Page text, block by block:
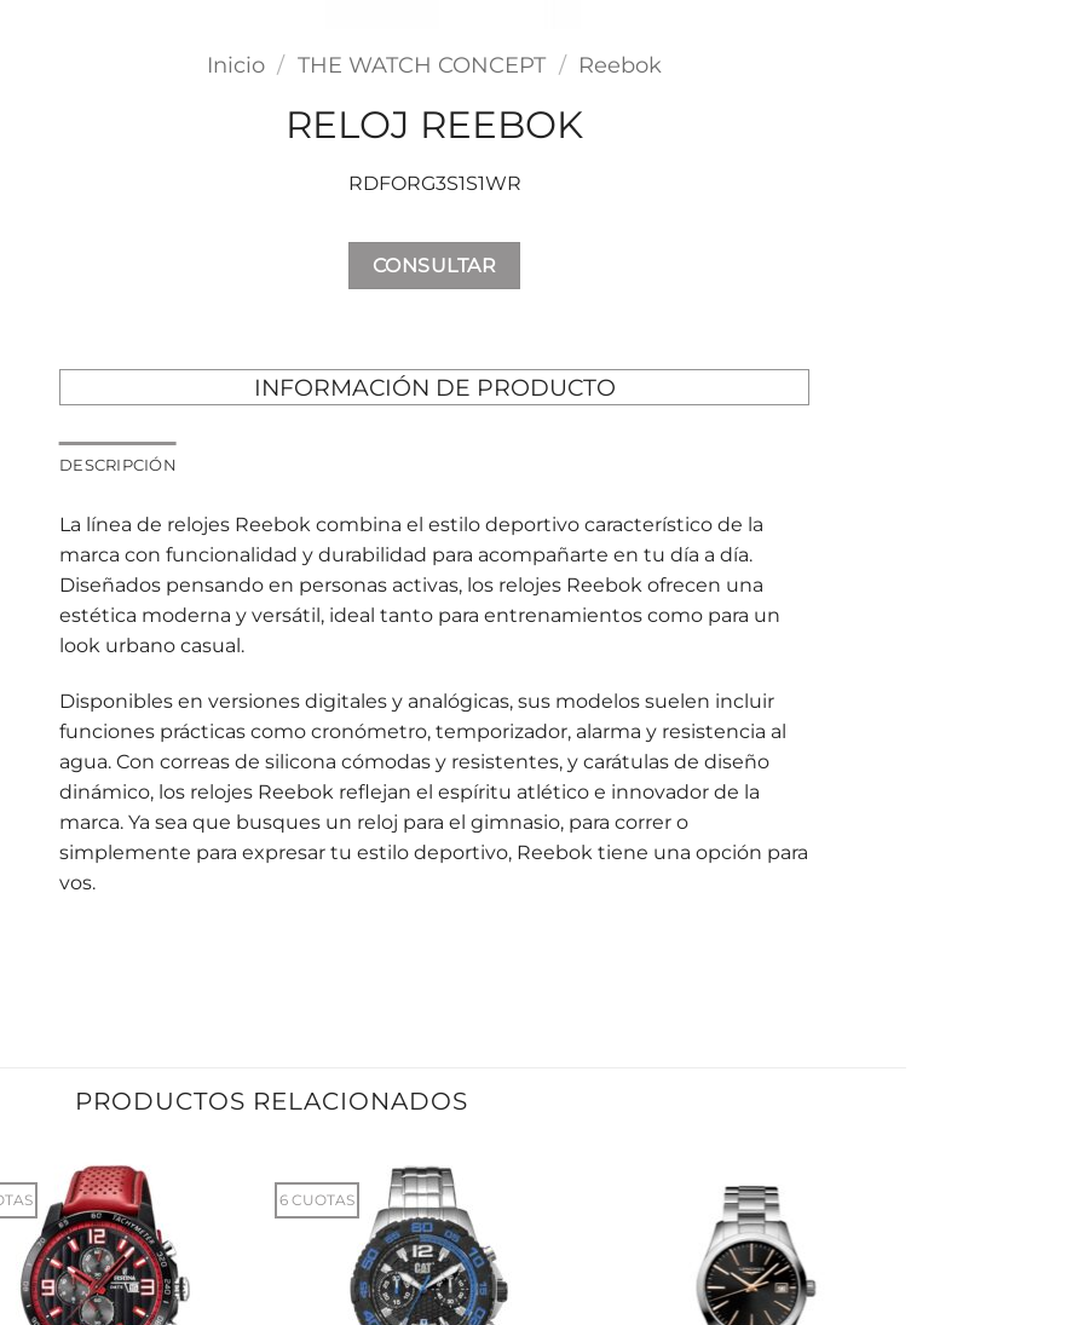
Inicio / THE WATCH CONCEPT / Reebok
RELOJ REEBOK
RDFORG3S1S1WR
CONSULTAR
INFORMACIÓN DE PRODUCTO
DESCRIPCIÓN
La línea de relojes Reebok combina el estilo deportivo característico de la
marca con funcionalidad y durabilidad para acompañarte en tu día a día.
Diseñados pensando en personas activas, los relojes Reebok ofrecen una
estética moderna y versátil, ideal tanto para entrenamientos como para un
look urbano casual.
Disponibles en versiones digitales y analógicas, sus modelos suelen incluir
funciones prácticas como cronómetro, temporizador, alarma y resistencia al
agua. Con correas de silicona cómodas y resistentes, y carátulas de diseño
dinámico, los relojes Reebok reflejan el espíritu atlético e innovador de la
marca. Ya sea que busques un reloj para el gimnasio, para correr o
simplemente para expresar tu estilo deportivo, Reebok tiene una opción para
vos.
PRODUCTOS RELACIONADOS
6 CUOTAS